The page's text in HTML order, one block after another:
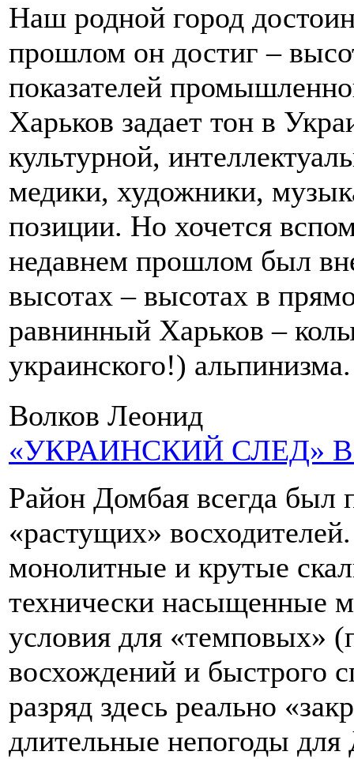
Наш родной город
прошлом он достиг –
показателей
Харьков задает тон в
культурной,
медики, художники,
позиции. Но хочется
недавнем прошлом был
высотах – высотах в
равнинный Харьков –
украинского!) альпинизма.
Волков Леонид
«УКРАИНСКИЙ СЛЕД»
Район Домбая всегда был
«растущих»
монолитные и крутые
технически насыщенные
условия для «темповых»
восхождений и быстрого
разряд здесь реально
длительные непогоды для